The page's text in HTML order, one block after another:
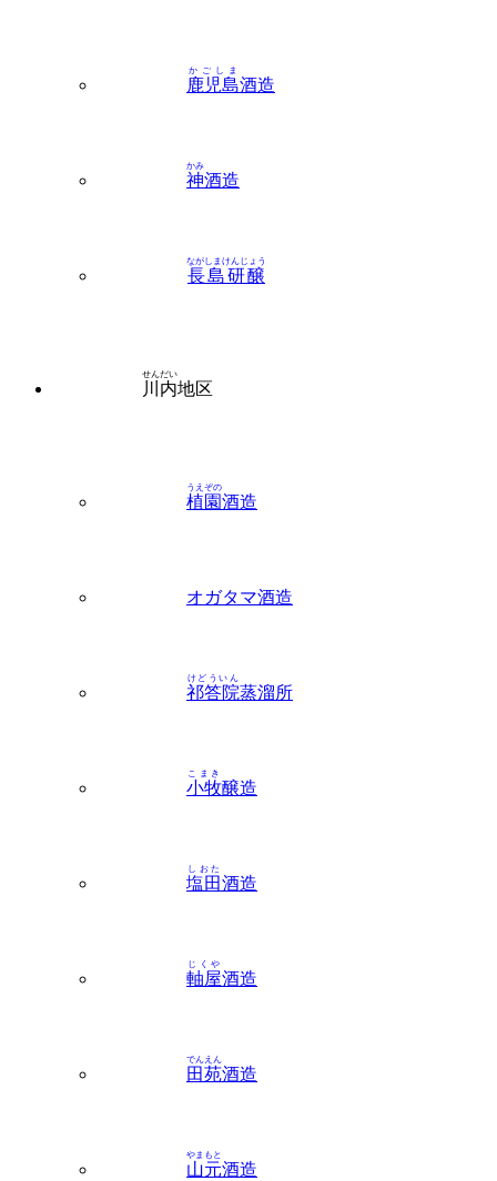
鹿児島
かごしま
酒造
神
かみ
酒造
長島研醸
ながしまけんじょう
川内
せんだい
地区
植園
うえぞの
酒造
オガタマ酒造
祁答院
けどういん
蒸溜所
小牧
こまき
醸造
塩田
しおた
酒造
軸屋
じくや
酒造
田苑
でんえん
酒造
山元
やまもと
酒造